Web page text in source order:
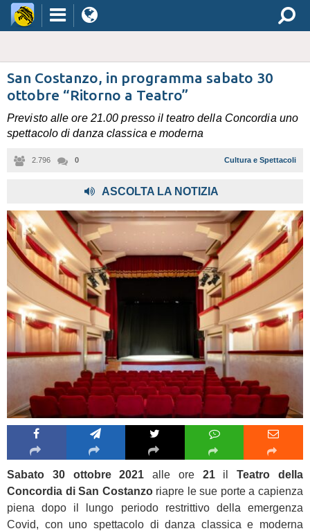
San Costanzo, in programma sabato 30
ottobre “Ritorno a Teatro”
Previsto alle ore 21.00 presso il teatro della Concordia uno
spettacolo di danza classica e moderna
2.796 0 Cultura e Spettacoli
ASCOLTA LA NOTIZIA
Sabato 30 ottobre 2021 alle ore 21ilTeatro della
Concordia di San Costanzoriapre le sue porte a capienza
piena dopo il lungo periodo restrittivo della emergenza
Covid, con uno spettacolo di danza classica e moderna